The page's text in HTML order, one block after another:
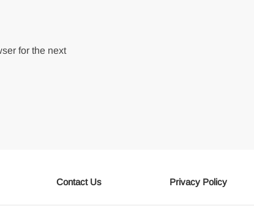
for the next
Contact Us Privacy Policy